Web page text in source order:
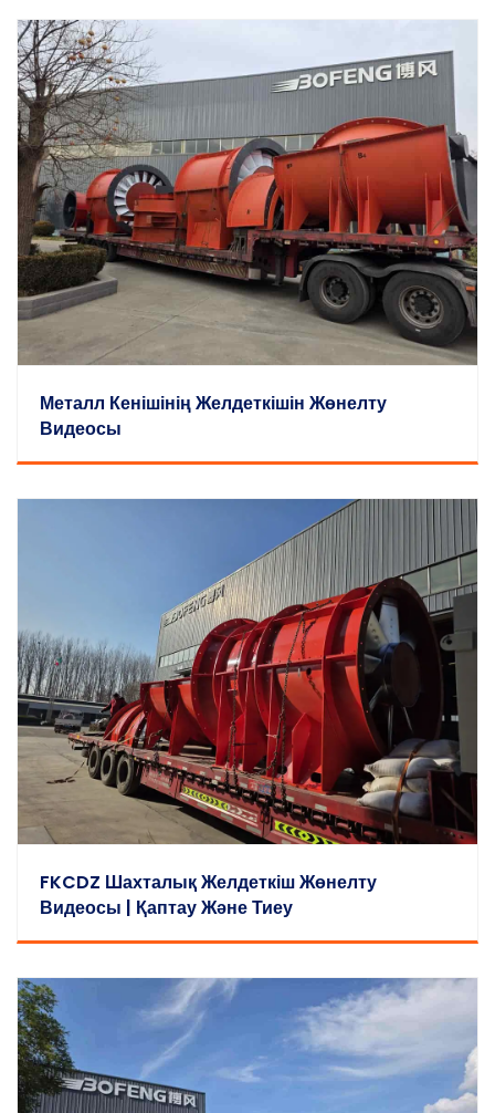
Металл Кенішінің Желдеткішін Жөнелту
Видеосы
FKCDZ Шахталық Желдеткіш Жөнелту
Видеосы | Қаптау Және Тиеу